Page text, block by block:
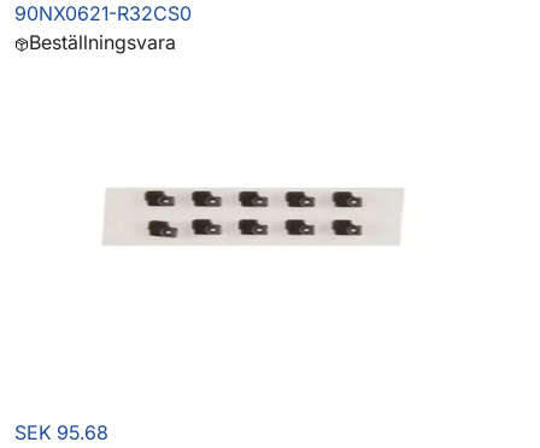
90NX0621-R32CS0
Beställningsvara
SEK 95.68